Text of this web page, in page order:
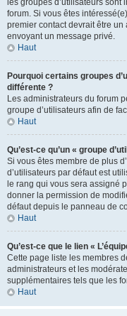
les groupes d’utilisateurs
forum. Si vous êtes
premier contact devrait être
envoyant un message privé.
Haut
Pourquoi certains groupes
différente ?
Les administrateurs du forum
groupe d’utilisateurs afin de
Haut
Qu’est-ce qu’un « groupe
Si vous êtes membre de plus
d’utilisateurs par défaut est
le rang qui vous sera assigné
donner la permission de
défaut depuis le panneau de
Haut
Qu’est-ce que le lien «
Cette page liste les membres
administrateurs et les
supplémentaires tels que les
Haut